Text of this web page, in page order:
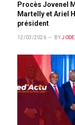
Procès Jovenel
Martelly et Ariel
président
12/03/2026 BY